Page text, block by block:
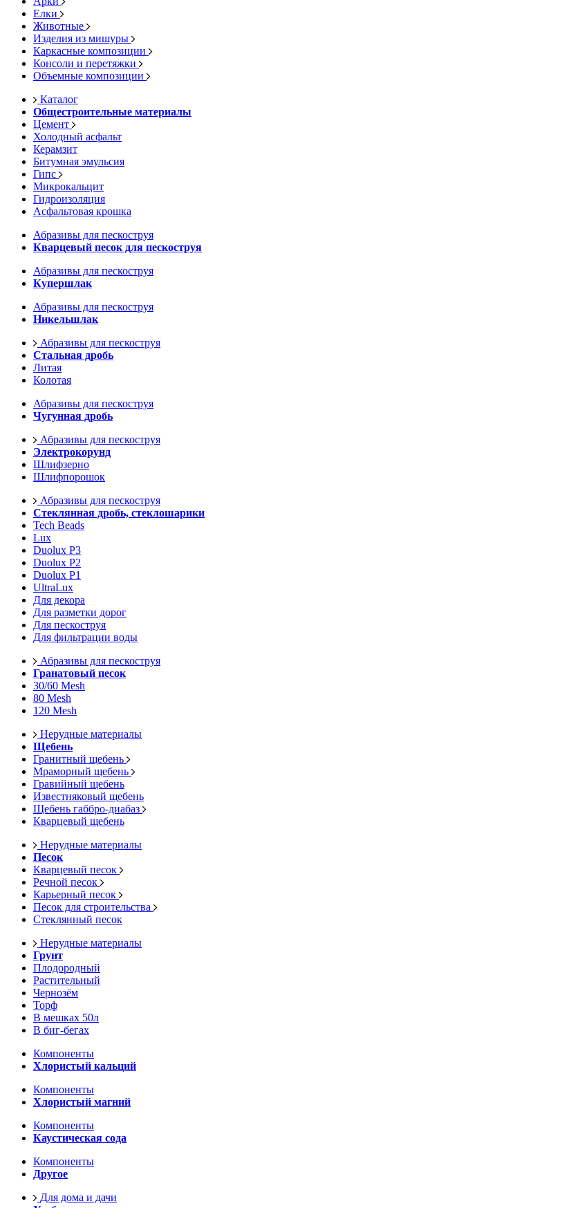
Елки
Животные
Изделия из мишуры
Каркасные композиции
Консоли и перетяжки
Объемные композиции
Каталог
Общестроительные материалы
Цемент
Холодный асфальт
Керамзит
Битумная эмульсия
Гипс
Микрокальцит
Гидроизоляция
Асфальтовая крошка
Абразивы для пескоструя
Кварцевый песок для пескоструя
Абразивы для пескоструя
Купершлак
Абразивы для пескоструя
Никельшлак
Абразивы для пескоструя
Стальная дробь
Литая
Колотая
Абразивы для пескоструя
Чугунная дробь
Абразивы для пескоструя
Электрокорунд
Шлифзерно
Шлифпорошок
Абразивы для пескоструя
Стеклянная дробь, стеклошарики
Tech Beads
Lux
Duolux P3
Duolux P2
Duolux P1
UltraLux
Для декора
Для разметки дорог
Для пескоструя
Для фильтрации воды
Абразивы для пескоструя
Гранатовый песок
30/60 Mesh
80 Mesh
120 Mesh
Нерудные материалы
Щебень
Гранитный щебень
Мраморный щебень
Гравийный щебень
Известняковый щебень
Щебень габбро-диабаз
Кварцевый щебень
Нерудные материалы
Песок
Кварцевый песок
Речной песок
Карьерный песок
Песок для строительства
Стеклянный песок
Нерудные материалы
Грунт
Плодородный
Растительный
Чернозём
Торф
В мешках 50л
В биг-бегах
Компоненты
Хлористый кальций
Компоненты
Хлористый магний
Компоненты
Каустическая сода
Компоненты
Другое
Для дома и дачи